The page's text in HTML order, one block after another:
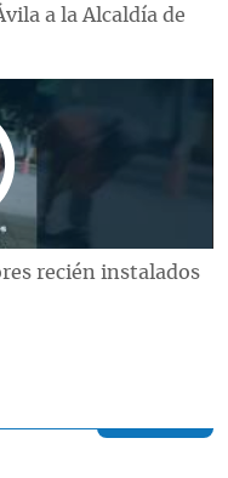
a la Alcaldía de
recién instalados